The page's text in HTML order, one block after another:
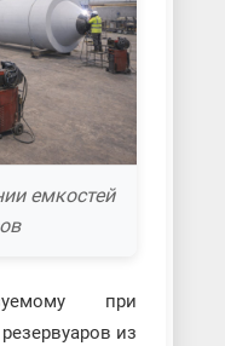
емкостей
при
из